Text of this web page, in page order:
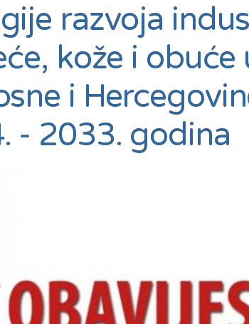
razvoja
kože i obuće
i
- 2033. godina